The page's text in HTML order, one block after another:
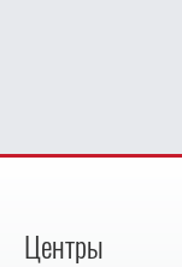
Центры